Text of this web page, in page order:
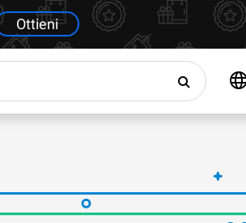
Ottieni